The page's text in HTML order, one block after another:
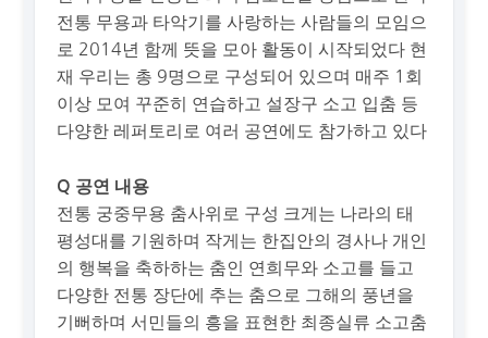
전통 무용과 타악기를 사랑하는 사람들의 모임으
로 2014년 함께 뜻을 모아 활동이 시작되었다 현
재 우리는 총 9명으로 구성되어 있으며 매주 1회
이상 모여 꾸준히 연습하고 설장구 소고 입춤 등
다양한 레퍼토리로 여러 공연에도 참가하고 있다
Q 공연 내용
전통 궁중무용 춤사위로 구성 크게는 나라의 태
평성대를 기원하며 작게는 한집안의 경사나 개인
의 행복을 축하하는 춤인 연희무와 소고를 들고
다양한 전통 장단에 추는 춤으로 그해의 풍년을
기뻐하며 서민들의 흥을 표현한 최종실류 소고춤